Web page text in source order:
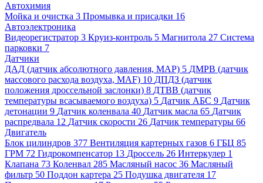
Автохимия
Мойка и очистка 3 Промывка и присадки 16
Автоэлектроника
Видеорегистратор 3 Круиз-контроль 5 Магнитола 27 Система
парковки 7
Датчики
ДАД (датчик абсолютного давления, MAP) 5 ДМРВ (датчик
массового расхода воздуха, MAF) 10 ДПДЗ (датчик
положения дроссельной заслонки) 8 ДТВВ (датчик
температуры всасываемого воздуха) 5 Датчик АБС 9 Датчик
детонации 9 Датчик коленвала 40 Датчик масла 65 Датчик
распредвала 12 Датчик скорости 26 Датчик температуры 66
Двигатель
Блок цилиндров 377 Вентиляция картерных газов 6 ГБЦ 85
ГРМ 72 Гидрокомпенсатор 13 Дроссель 26 Интеркулер 1
Клапана 73 Коленвал 285 Масляный насос 36 Масляный
фильтр 50 Поддон картера 25 Подушка двигателя 17